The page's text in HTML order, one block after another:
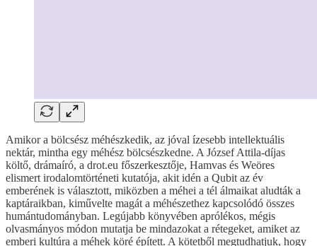
Amikor a bölcsész méhészkedik, az jóval ízesebb intellektuális
nektár, mintha egy méhész bölcsészkedne. A József Attila-díjas
költő, drámaíró, a drot.eu főszerkesztője, Hamvas és Weöres
elismert irodalomtörténeti kutatója, akit idén a Qubit az év
emberének is választott, miközben a méhei a tél álmaikat aludták a
kaptáraikban, kiművelte magát a méhészethez kapcsolódó összes
humántudományban. Legújabb könyvében aprólékos, mégis
olvasmányos módon mutatja be mindazokat a rétegeket, amiket az
emberi kultúra a méhek köré épített. A kötetből megtudhatjuk, hogy